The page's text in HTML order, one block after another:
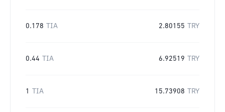
0.178 TIA 2.80155 TRY
0.44 TIA 6.92519 TRY
1 TIA 15.73908 TRY